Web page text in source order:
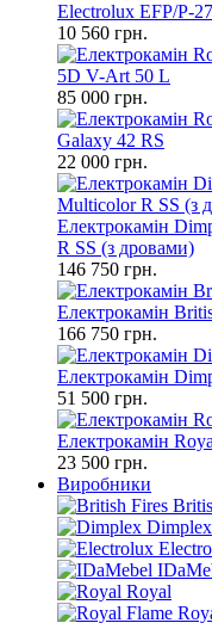
Electrolux EFP/P-
10 560 грн.
5D V-Art 50 L
85 000 грн.
Galaxy 42 RS
22 000 грн.
Електрокамін
R SS (з дровами)
146 750 грн.
Електрокамін
166 750 грн.
Електрокамін
51 500 грн.
Електрокамін
23 500 грн.
Виробники
Dimplex
Royal